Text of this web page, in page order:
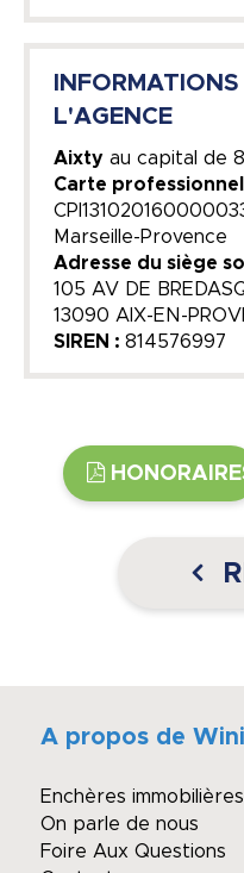
L'AGENCE
Aixty au capital de
Carte
Marseille-Provence
Adresse du siège
105 AV DE
13090 AIX-EN-
SIREN : 814576997
A propos de
Enchères immobilières
On parle de nous
Foire Aux Questions